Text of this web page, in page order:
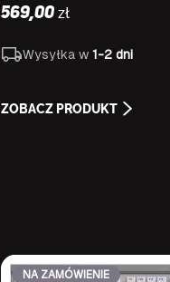
569,00 zł
Wysyłka w 1-2 dni
ZOBACZ PRODUKT
NA ZAMÓWIENIE